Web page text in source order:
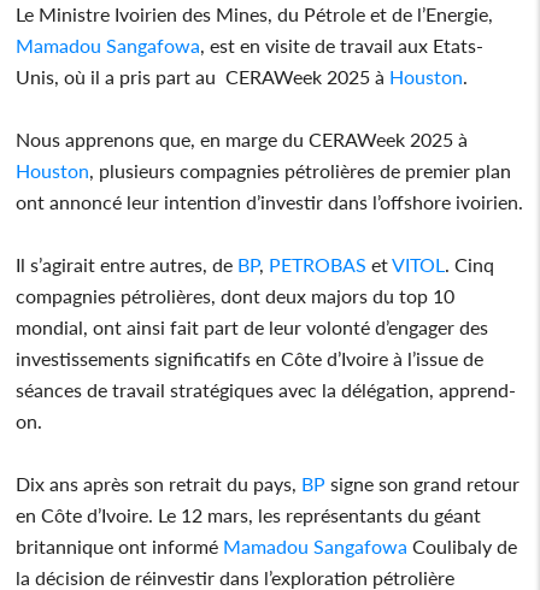
Le Ministre Ivoirien des Mines, du Pétrole et de l’Energie,
Mamadou Sangafowa, est en visite de travail aux Etats-
Unis, où il a pris part au CERAWeek 2025 à Houston.
Nous apprenons que, en marge du CERAWeek 2025 à
Houston, plusieurs compagnies pétrolières de premier plan
ont annoncé leur intention d’investir dans l’offshore ivoirien.
Il s’agirait entre autres, de BP, PETROBAS etVITOL . Cinq
compagnies pétrolières, dont deux majors du top 10
mondial, ont ainsi fait part de leur volonté d’engager des
investissements significatifs en Côte d’Ivoire à l’issue de
séances de travail stratégiques avec la délégation, apprend-
on.
Dix ans après son retrait du pays, BP signe son grand retour
en Côte d’Ivoire. Le 12 mars, les représentants du géant
britannique ont informé Mamadou Sangafowa Coulibaly de
la décision de réinvestir dans l’exploration pétrolière